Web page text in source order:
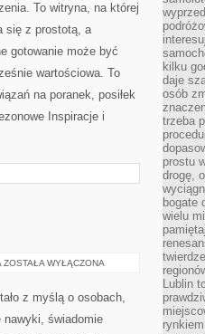
To witryna, na której
się z prostotą, a
gotowanie może być
wartościowa. To
na poranek, posiłek
Inspiracje i
MITY
ODCHUDZANIU
ZOSTAŁA WYŁĄCZONA
z myślą o osobach,
nawyki, świadomie
kilku
daje
osób
trzeba
prostu
drogę,
bogate
wielu
Lublin